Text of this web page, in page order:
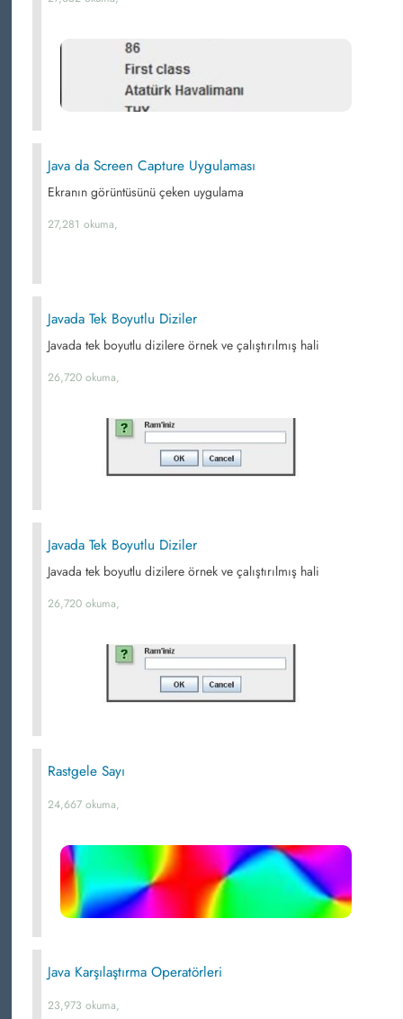
Java da Screen Capture Uygulaması
Ekranın görüntüsünü çeken uygulama
27,281 okuma,
Javada Tek Boyutlu Diziler
Javada tek boyutlu dizilere örnek ve çalıştırılmış hali
26,720 okuma,
Javada Tek Boyutlu Diziler
Javada tek boyutlu dizilere örnek ve çalıştırılmış hali
26,720 okuma,
Rastgele Sayı
24,667 okuma,
Java Karşılaştırma Operatörleri
23,973 okuma,